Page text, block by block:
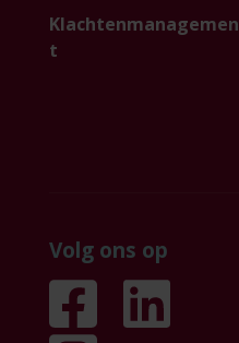
Klachtenmanagemen
t
Volg ons op